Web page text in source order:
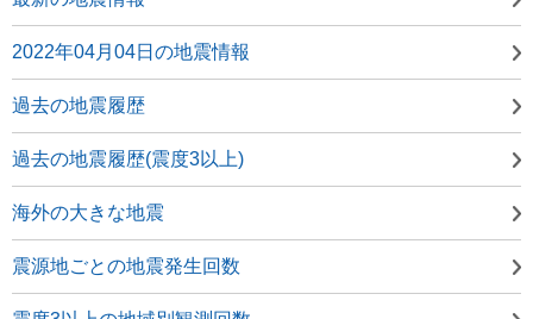
2022年04月04日の地震情報
過去の地震履歴
過去の地震履歴(震度3以上)
海外の大きな地震
震源地ごとの地震発生回数